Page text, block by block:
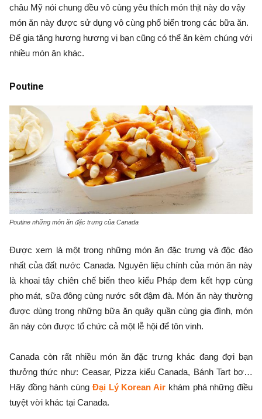
châu Mỹ nói chung đều vô cùng yêu thích món thịt này do vậy
món ăn này được sử dụng vô cùng phổ biến trong các bữa ăn.
Để gia tăng hương hương vị bạn cũng có thể ăn kèm chúng với
nhiều món ăn khác.
Poutine
Poutine những món ăn đặc trưng của Canada
Được xem là một trong những món ăn đặc trưng và độc đáo
nhất của đất nước Canada. Nguyên liệu chính của món ăn này
là khoai tây chiên chế biến theo kiểu Pháp đem kết hợp cùng
pho mát, sữa đông cùng nước sốt đậm đà. Món ăn này thường
được dùng trong những bữa ăn quây quần cùng gia đình, món
ăn này còn được tổ chức cả một lễ hội để tôn vinh.
Canada còn rất nhiều món ăn đặc trưng khác đang đợi bạn
thưởng thức như: Ceasar, Pizza kiểu Canada, Bánh Tart bơ…
Hãy đồng hành cùng Đại Lý Korean Air khám phá những điều
tuyệt vời khác tại Canada.